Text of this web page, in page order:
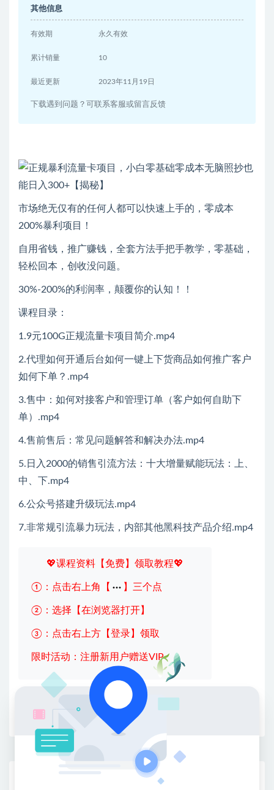
其他信息
有效期 永久有效
累计销量 10
最近更新 2023年11月19日
下载遇到问题？可联系客服或留言反馈
市场绝无仅有的任何人都可以快速上手的，零成本
200%暴利项目！
自用省钱，推广赚钱，全套方法手把手教学，零基础，
轻松回本，创收没问题。
30%-200%的利润率，颠覆你的认知！！
课程目录：
1.9元100G正规流量卡项目简介.mp4
2.代理如何开通后台如何一键上下货商品如何推广客户
如何下单？.mp4
3.售中：如何对接客户和管理订单（客户如何自助下
单）.mp4
4.售前售后：常见问题解答和解决办法.mp4
5.日入2000的销售引流方法：十大增量赋能玩法：上、
中、下.mp4
6.公众号搭建升级玩法.mp4
7.非常规引流暴力玩法，内部其他黑科技产品介绍.mp4
💖课程资料【免费】领取教程💖
①：点击右上角【 】三个点
②：选择【在浏览器打开】
③：点击右上方【登录】领取
限时活动：注册新用户赠送VIP
收藏 海报 链接